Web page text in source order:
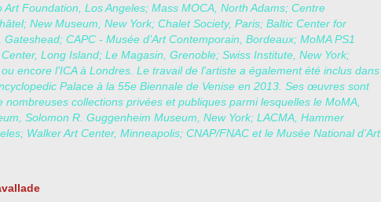
Art Foundation, Los Angeles; Mass MOCA, North Adams; Centre
New Museum, New York; Chalet Society, Paris; Baltic Center for
CAPC - Musée d’Art Contemporain, Bordeaux; MoMA PS1
Long Island; Le Magasin, Grenoble; Swiss Institute, New York;
encore l’ICA à Londres. Le travail de l'artiste a également été inclus dans
Palace à la 55e Biennale de Venise en 2013. Ses œuvres sont
nombreuses collections privées et publiques parmi lesquelles le MoMA,
Solomon R. Guggenheim Museum, New York; LACMA, Hammer
Walker Art Center, Minneapolis; CNAP/FNAC et le Musée National d’Art